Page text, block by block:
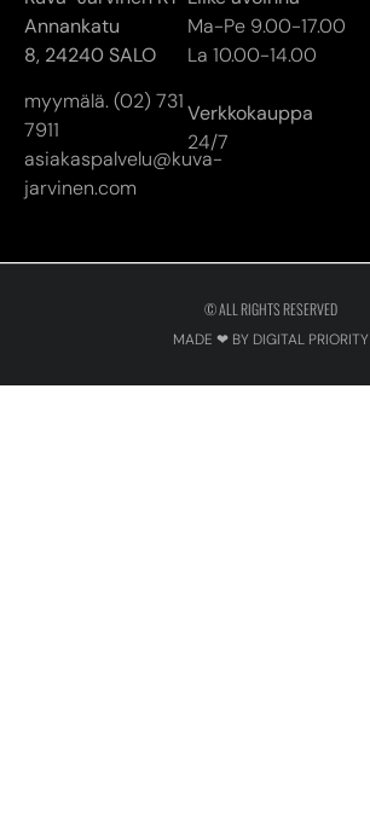
Annankatu
8, 24240 SALO
myymälä. (02) 731
7911
asiakaspalvelu@kuva-
jarvinen.com
Ma-Pe 9.00-17.00
La 10.00-14.00
Verkkokauppa
24/7
© ALL RIGHTS RESERVED
MADE ❤ BY DIGITAL PRIORITY